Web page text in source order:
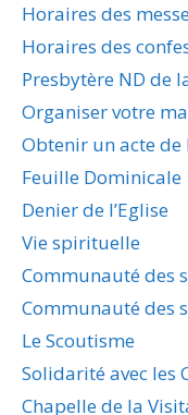
Horaires des
Horaires des
Presbytère ND de
Organiser votre
Obtenir un acte
Feuille Dominicale
Denier de l’Eglise
Vie spirituelle
Communauté des
Communauté des
Le Scoutisme
Solidarité avec les
Chapelle de la